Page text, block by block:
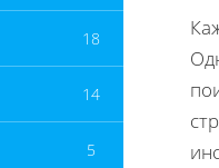
18
14
5